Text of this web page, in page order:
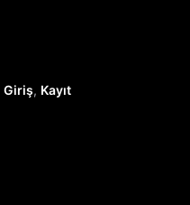
Giriş, Kayıt